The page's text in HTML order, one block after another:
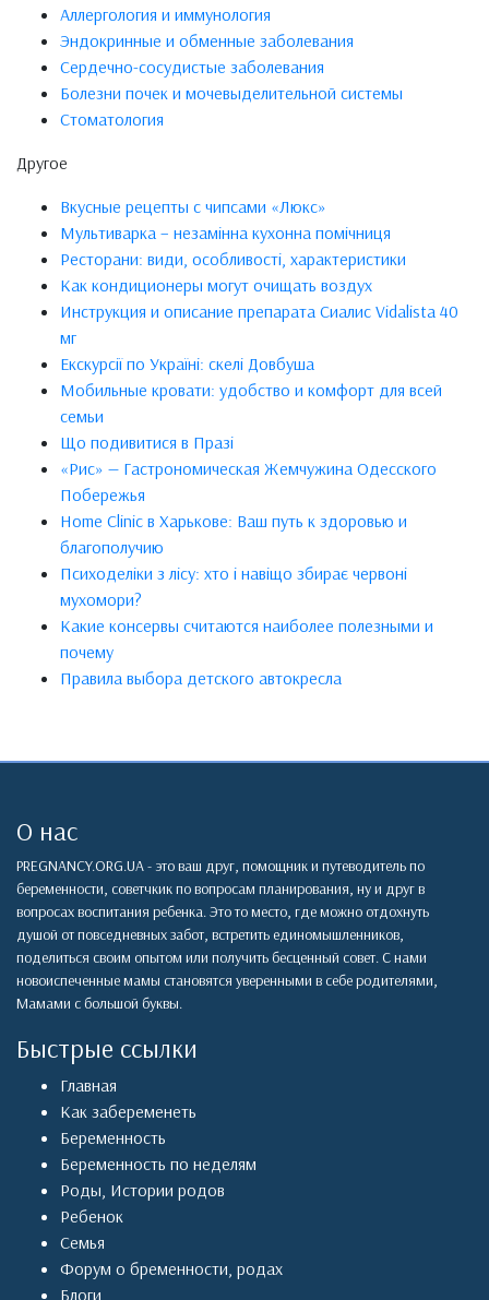
Аллергология и иммунология
Эндокринные и обменные заболевания
Сердечно-сосудистые заболевания
Болезни почек и мочевыделительной системы
Стоматология
Другое
Вкусные рецепты с чипсами «Люкс»
Мультиварка – незамінна кухонна помічниця
Ресторани: види, особливості, характеристики
Как кондиционеры могут очищать воздух
Инструкция и описание препарата Сиалис Vidalista 40
мг
Екскурсії по Україні: скелі Довбуша
Мобильные кровати: удобство и комфорт для всей
семьи
Що подивитися в Празі
«Рис» — Гастрономическая Жемчужина Одесского
Побережья
Home Clinic в Харькове: Ваш путь к здоровью и
благополучию
Психоделіки з лісу: хто і навіщо збирає червоні
мухомори?
Какие консервы считаются наиболее полезными и
почему
Правила выбора детского автокресла
О нас
PREGNANCY.ORG.UA - это ваш друг, помощник и путеводитель по
беременности, советчкик по вопросам планирования, ну и друг в
вопросах воспитания ребенка. Это то место, где можно отдохнуть
душой от повседневных забот, встретить единомышленников,
поделиться своим опытом или получить бесценный совет. С нами
новоиспеченные мамы становятся уверенными в себе родителями,
Мамами с большой буквы.
Быстрые ссылки
Главная
Как забеременеть
Беременность
Беременность по неделям
Роды, Истории родов
Ребенок
Семья
Форум о бременности, родах
Блоги